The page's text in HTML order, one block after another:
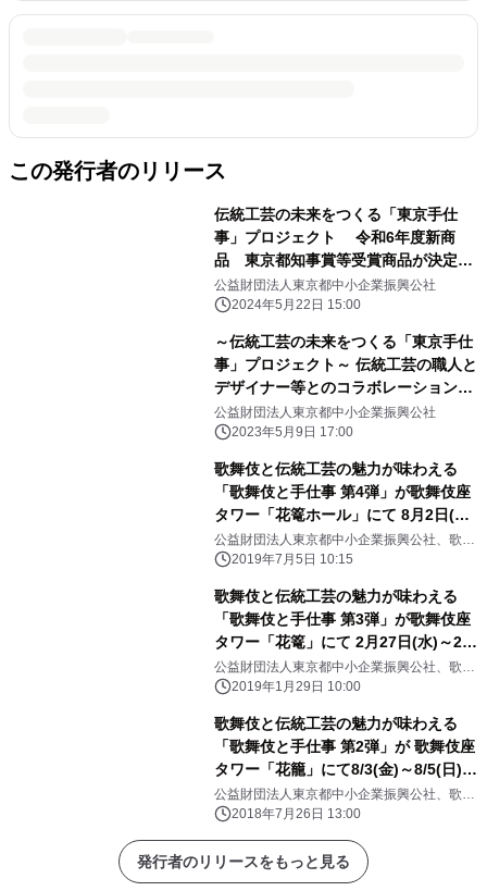
この発行者のリリース
伝統工芸の未来をつくる「東京手仕
事」プロジェクト 令和6年度新商
品 東京都知事賞等受賞商品が決定し
ました
公益財団法人東京都中小企業振興公社
2024年5月22日 15:00
～伝統工芸の未来をつくる「東京手仕
事」プロジェクト～ 伝統工芸の職人と
デザイナー等とのコラボレーションに
より 生まれた伝統工芸の新商品を発表
します
公益財団法人東京都中小企業振興公社
2023年5月9日 17:00
歌舞伎と伝統工芸の魅力が味わえる
「歌舞伎と手仕事 第4弾」が歌舞伎座
タワー「花篭ホール」にて 8月2日(金)
～8月4日(日)の期間限定で開催決
定！！
公益財団法人東京都中小企業振興公社、歌舞
伎座サービス株式会社
2019年7月5日 10:15
歌舞伎と伝統工芸の魅力が味わえる
「歌舞伎と手仕事 第3弾」が歌舞伎座
タワー「花篭」にて 2月27日(水)～28
日(木)の期間限定で開催決定！
公益財団法人東京都中小企業振興公社、歌舞
伎座サービス株式会社
2019年1月29日 10:00
歌舞伎と伝統工芸の魅力が味わえる
「歌舞伎と手仕事 第2弾」が 歌舞伎座
タワー「花籠」にて8/3(金)～8/5(日)の
期間限定で開催決定！！
公益財団法人東京都中小企業振興公社、歌舞
伎座サービス株式会社
2018年7月26日 13:00
発行者のリリースをもっと見る